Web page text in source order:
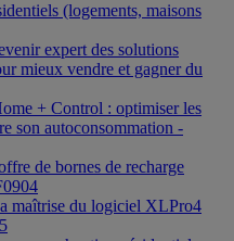
(logements, maisons
expert des solutions
mieux vendre et gagner du
+ Control : optimiser les
son autoconsommation -
de bornes de recharge
maîtrise du logiciel XLPro4